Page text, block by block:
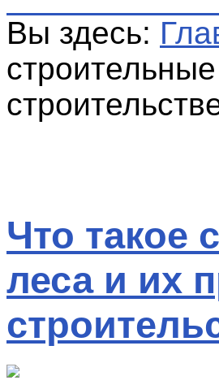
Вы здесь:
Что такое
леса и их